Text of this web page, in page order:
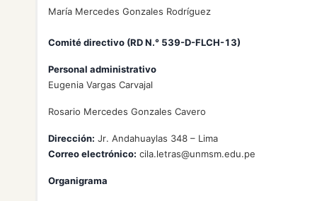
María Mercedes Gonzales Rodríguez
Comité directivo (RD N.° 539-D-FLCH-13)
Personal administrativo
Eugenia Vargas Carvajal
Rosario Mercedes Gonzales Cavero
Dirección: Jr. Andahuaylas 348 – Lima
Correo electrónico: cila.letras@unmsm.edu.pe
Organigrama